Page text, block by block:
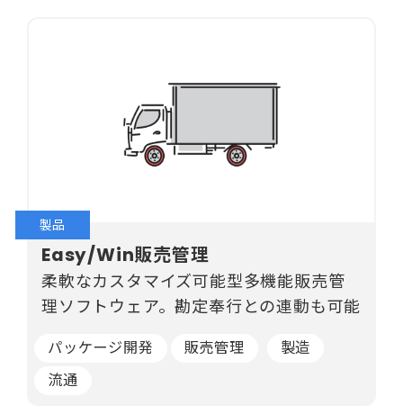
製品
Easy/Win販売管理
柔軟なカスタマイズ可能型多機能販売管
理ソフトウェア。勘定奉行との連動も可能
パッケージ開発 販売管理
製造
流通